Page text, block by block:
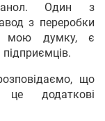
Один з
з переробки
мою думку, є
що
додаткові